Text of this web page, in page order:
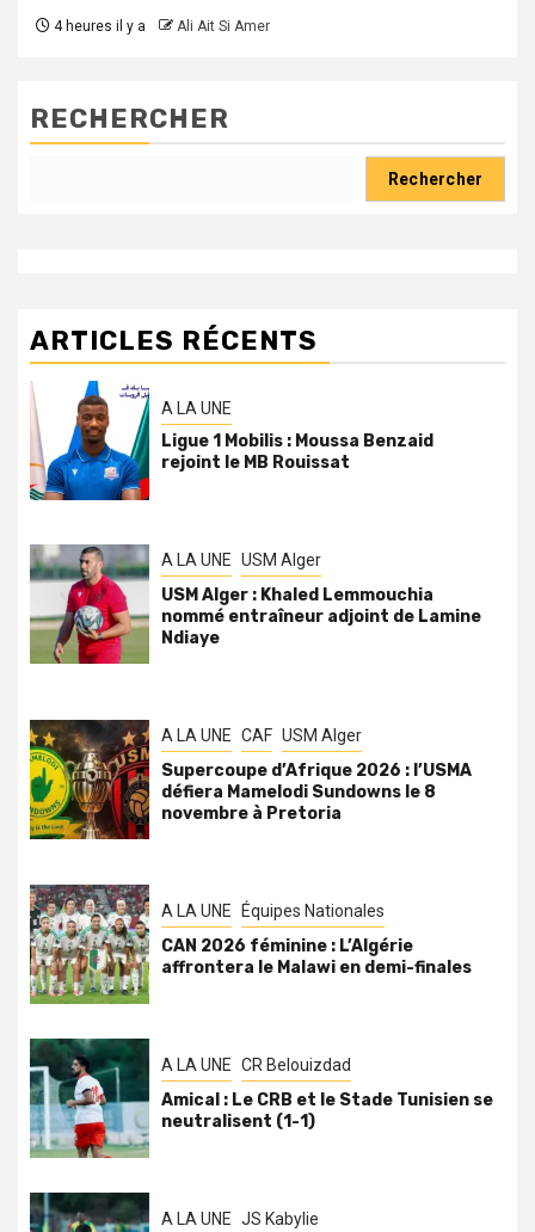
4 heures il y a Ali Ait Si Amer
RECHERCHER
Rechercher
ARTICLES RÉCENTS
A LA UNE
Ligue 1 Mobilis : Moussa Benzaid
rejoint le MB Rouissat
A LA UNE USM Alger
USM Alger : Khaled Lemmouchia
nommé entraîneur adjoint de Lamine
Ndiaye
A LA UNE CAF USM Alger
Supercoupe d’Afrique 2026 : l’USMA
défiera Mamelodi Sundowns le 8
novembre à Pretoria
A LA UNE Équipes Nationales
CAN 2026 féminine : L’Algérie
affrontera le Malawi en demi-finales
A LA UNE CR Belouizdad
Amical : Le CRB et le Stade Tunisien se
neutralisent (1-1)
A LA UNE JS Kabylie